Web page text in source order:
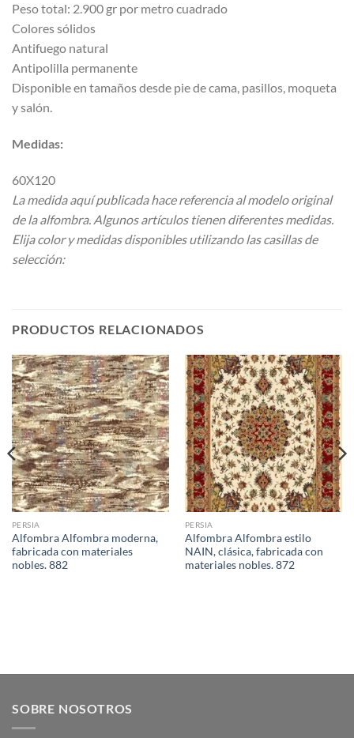
Peso total: 2.900 gr por metro cuadrado
Colores sólidos
Antifuego natural
Antipolilla permanente
Disponible en tamaños desde pie de cama, pasillos, moqueta
y salón.
Medidas:
60X120
La medida aquí publicada hace referencia al modelo original
de la alfombra. Algunos artículos tienen diferentes medidas.
Elija color y medidas disponibles utilizando las casillas de
selección:
PRODUCTOS RELACIONADOS
PERSIA
Alfombra Alfombra moderna,
fabricada con materiales
nobles. 882
PERSIA
Alfombra Alfombra estilo
NAIN, clásica, fabricada con
materiales nobles. 872
SOBRE NOSOTROS